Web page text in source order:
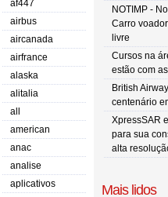
af447
airbus
aircanada
airfrance
alaska
alitalia
all
american
anac
analise
aplicativos
NOTIMP -
Carro
livre
Cursos na
estão com
British
centenário
XpressSAR
para sua
alta
Mais lidos